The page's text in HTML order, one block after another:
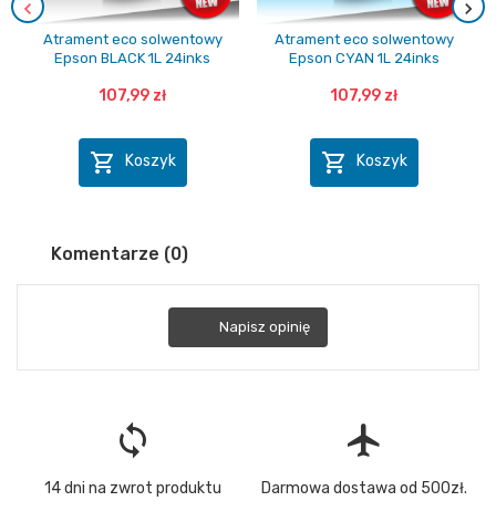
Atrament eco solwentowy
Epson BLACK 1L 24inks
107,99 zł
 Koszyk
Atrament eco solwentowy
Epson CYAN 1L 24inks
107,99 zł
 Koszyk
Komentarze (0)
Napisz opinię
loop
14 dni na zwrot produktu
flight
Darmowa dostawa od 500zł.